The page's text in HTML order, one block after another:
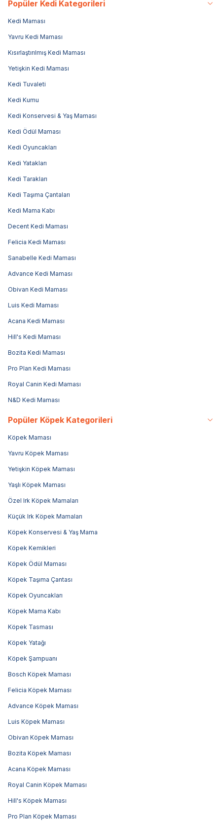
Popüler Kedi Kategorileri
Kedi Maması
Yavru Kedi Maması
Kısırlaştırılmış Kedi Maması
Yetişkin Kedi Maması
Kedi Tuvaleti
Kedi Kumu
Kedi Konservesi & Yaş Maması
Kedi Ödül Maması
Kedi Oyuncakları
Kedi Yatakları
Kedi Tarakları
Kedi Taşıma Çantaları
Kedi Mama Kabı
Decent Kedi Maması
Felicia Kedi Maması
Sanabelle Kedi Maması
Advance Kedi Maması
Obivan Kedi Maması
Luis Kedi Maması
Acana Kedi Maması
Hill's Kedi Maması
Bozita Kedi Maması
Pro Plan Kedi Maması
Royal Canin Kedi Maması
N&D Kedi Maması
Popüler Köpek Kategorileri
Köpek Maması
Yavru Köpek Maması
Yetişkin Köpek Maması
Yaşlı Köpek Maması
Özel Irk Köpek Mamaları
Küçük Irk Köpek Mamaları
Köpek Konservesi & Yaş Mama
Köpek Kemikleri
Köpek Ödül Maması
Köpek Taşıma Çantası
Köpek Oyuncakları
Köpek Mama Kabı
Köpek Tasması
Köpek Yatağı
Köpek Şampuanı
Bosch Köpek Maması
Felicia Köpek Maması
Advance Köpek Maması
Luis Köpek Maması
Obivan Köpek Maması
Bozita Köpek Maması
Acana Köpek Maması
Royal Canin Köpek Maması
Hill's Köpek Maması
Pro Plan Köpek Maması